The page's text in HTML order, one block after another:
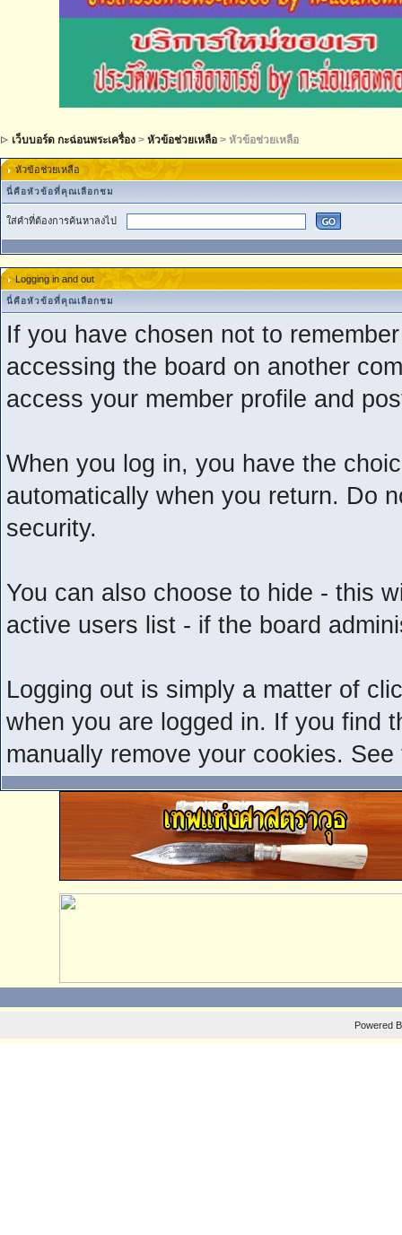
เว็บบอร์ด กะฉ่อนพระเครื่อง > หัวข้อช่วยเหลือ > หัวข้อช่วยเหลือ
หัวข้อช่วยเหลือ
นี่คือหัวข้อที่คุณเลือกชม
ใส่คำที่ต้องการค้นหาลงไป
Logging in and out
นี่คือหัวข้อที่คุณเลือกชม
If you have chosen not to
accessing the board on another
access your member profile and
When you log in, you have the
automatically when you return. Do
security.
You can also choose to hide - this
active users list - if the board
Logging out is simply a matter of
when you are logged in. If you find
manually remove your cookies.
Powered